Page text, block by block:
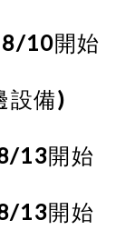
8/10開始
設備)
13開始
13開始